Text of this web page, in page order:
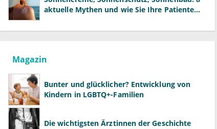
aktuelle Mythen und wie Sie Ihre Patienten
Magazin
Bunter und glücklicher? Entwicklung von
Kindern in LGBTQ+-Familien
Die wichtigsten Ärztinnen der Geschichte